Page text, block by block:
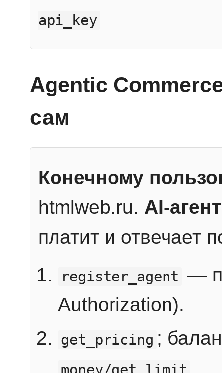
api_key
Agentic
сам
Конечному
htmlweb.ru. AI-агент
платит и отвечает
register_agent —
Authorization).
get_pricing ;
.